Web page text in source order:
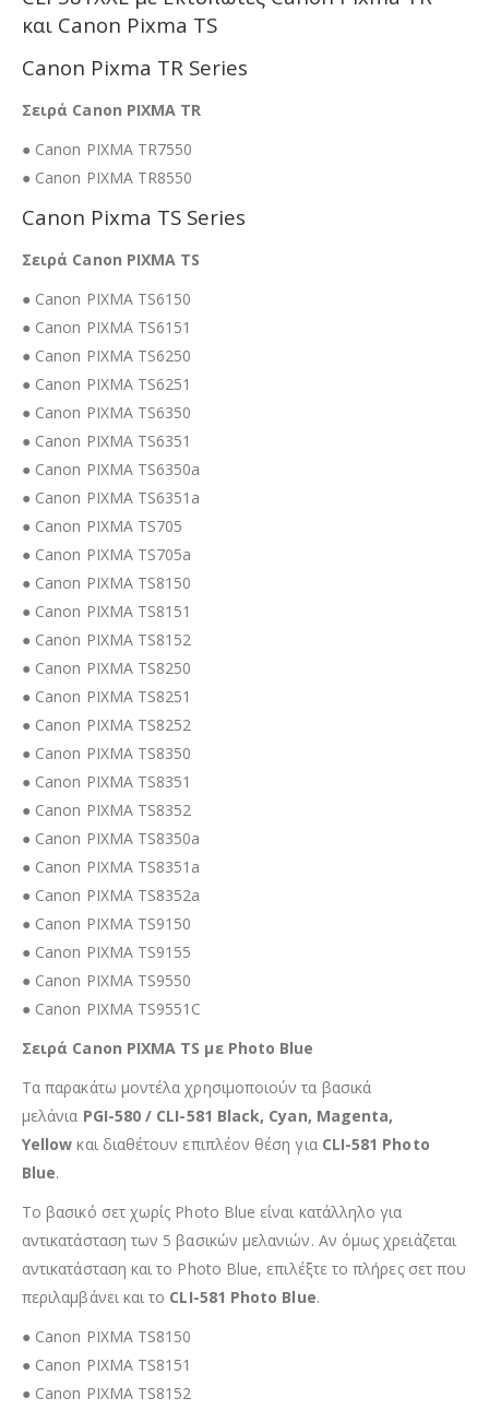
και Canon Pixma TS
Canon Pixma TR Series
Σειρά Canon PIXMA TR
● Canon PIXMA TR7550
● Canon PIXMA TR8550
Canon Pixma TS Series
Σειρά Canon PIXMA TS
● Canon PIXMA TS6150
● Canon PIXMA TS6151
● Canon PIXMA TS6250
● Canon PIXMA TS6251
● Canon PIXMA TS6350
● Canon PIXMA TS6351
● Canon PIXMA TS6350a
● Canon PIXMA TS6351a
● Canon PIXMA TS705
● Canon PIXMA TS705a
● Canon PIXMA TS8150
● Canon PIXMA TS8151
● Canon PIXMA TS8152
● Canon PIXMA TS8250
● Canon PIXMA TS8251
● Canon PIXMA TS8252
● Canon PIXMA TS8350
● Canon PIXMA TS8351
● Canon PIXMA TS8352
● Canon PIXMA TS8350a
● Canon PIXMA TS8351a
● Canon PIXMA TS8352a
● Canon PIXMA TS9150
● Canon PIXMA TS9155
● Canon PIXMA TS9550
● Canon PIXMA TS9551C
Σειρά Canon PIXMA TS με Photo Blue
Τα παρακάτω μοντέλα χρησιμοποιούν τα βασικά
μελάνια PGI-580 / CLI-581 Black, Cyan, Magenta,
Yellow και διαθέτουν επιπλέον θέση για CLI-581 Photo
Blue.
Το βασικό σετ χωρίς Photo Blue είναι κατάλληλο για
αντικατάσταση των 5 βασικών μελανιών. Αν όμως χρειάζεται
αντικατάσταση και το Photo Blue, επιλέξτε το πλήρες σετ που
περιλαμβάνει και το CLI-581 Photo Blue.
● Canon PIXMA TS8150
● Canon PIXMA TS8151
● Canon PIXMA TS8152